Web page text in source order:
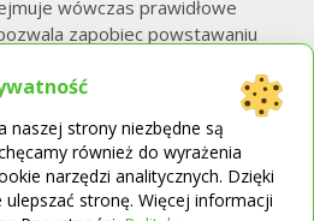
wówczas prawidłowe
zapobiec powstawaniu
rozszerza się o ćwiczenia
zakresu fizjoterapii. Ponowne
wstawania, a wreszcie
regularnej pracy
naszej strony niezbędne są
również do wyrażenia
narzędzi analitycznych. Dzięki
stronę. Więcej informacji